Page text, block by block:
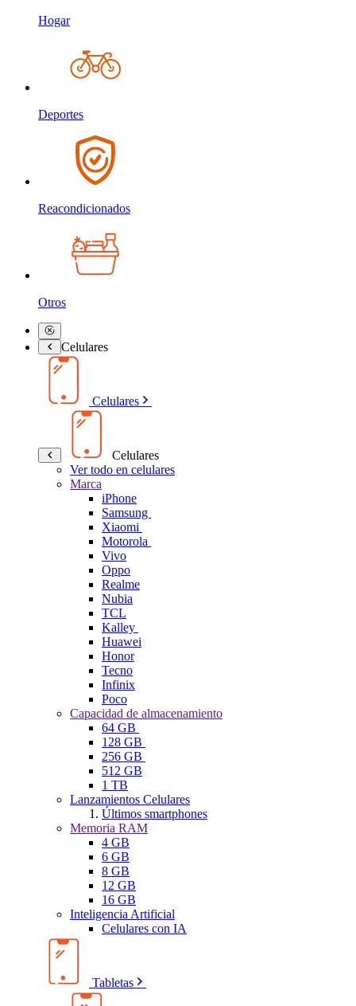
Hogar
Deportes
Reacondicionados
Otros
Celulares
Celulares
Celulares
Ver todo en celulares
Marca
iPhone
Samsung
Xiaomi
Motorola
Vivo
Oppo
Realme
Nubia
TCL
Kalley
Huawei
Honor
Tecno
Infinix
Poco
Capacidad de almacenamiento
64 GB
128 GB
256 GB
512 GB
1 TB
Lanzamientos Celulares
Últimos smartphones
Memoria RAM
4 GB
6 GB
8 GB
12 GB
16 GB
Inteligencia Artificial
Celulares con IA
Tabletas